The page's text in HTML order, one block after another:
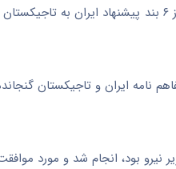
وی ادامه داد: در جلسه اخیر، جمع بندی این موارد انجام شد و بندهای مربوط به اجرای این برنامه‌ها نیز امضا شد؛ از ۶ بند
تفاهم نامه ایران و تاجیکستان
نیرو بود، انجام شد و مورد